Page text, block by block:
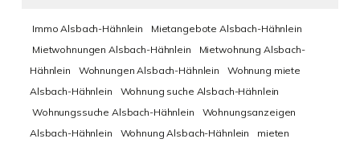
Immo Alsbach-Hähnlein
Mietangebote Alsbach-Hähnlein
Mietwohnungen Alsbach-Hähnlein
Mietwohnung Alsbach-
Hähnlein
Wohnungen Alsbach-Hähnlein
Wohnung miete
Alsbach-Hähnlein
Wohnung suche Alsbach-Hähnlein
Wohnungssuche Alsbach-Hähnlein
Wohnungsanzeigen
Alsbach-Hähnlein
Wohnung Alsbach-Hähnlein
mieten